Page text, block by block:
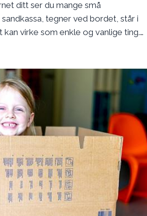
ditt ser du mange små
tegner ved bordet, står i
virke som enkle og vanlige ting.
det mulighet til å utvikle seg sammen